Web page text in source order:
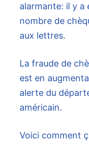
alarmante: il y a
nombre de
aux lettres.
La fraude de
est en
alerte du
américain.
Voici comment